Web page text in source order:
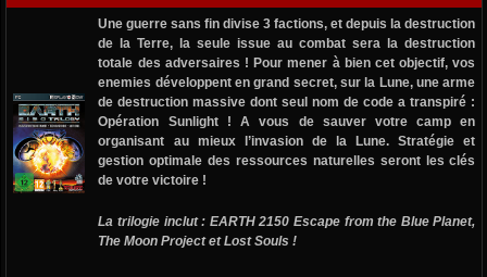
Une guerre sans fin divise 3 factions, et depuis la destruction
de la Terre, la seule issue au combat sera la destruction
totale des adversaires ! Pour mener à bien cet objectif, vos
enemies développent en grand secret, sur la Lune, une arme
de destruction massive dont seul nom de code a transpiré :
Opération Sunlight ! A vous de sauver votre camp en
organisant au mieux l’invasion de la Lune. Stratégie et
gestion optimale des ressources naturelles seront les clés
de votre victoire !
La trilogie inclut : EARTH 2150 Escape from the Blue Planet,
The Moon Project et Lost Souls !